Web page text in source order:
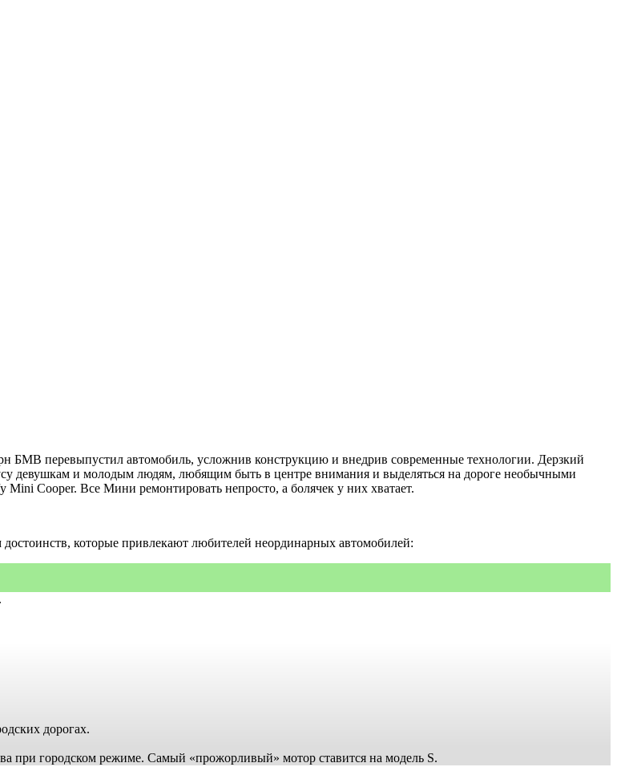
перевыпустил автомобиль, усложнив конструкцию и внедрив современные технологии. Дерзкий
девушкам и молодым людям, любящим быть в центре внимания и выделяться на дороге необычными
Cooper. Все Мини ремонтировать непросто, а болячек у них хватает.
которые привлекают любителей неординарных автомобилей:
дорогах.
при городском режиме. Самый «прожорливый» мотор ставится на модель S.